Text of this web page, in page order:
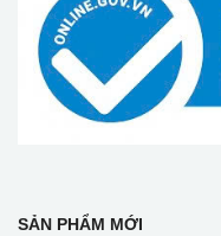
SẢN PHẨM MỚI